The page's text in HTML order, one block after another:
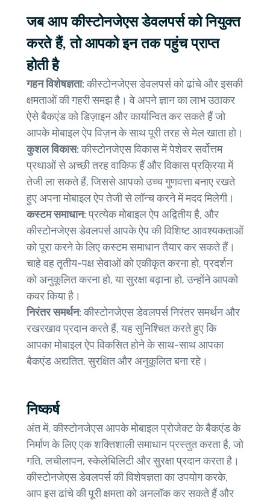
जब आप कीस्टोनजेएस डेवलपर्स को नियुक्त
करते हैं, तो आपको इन तक पहुंच प्राप्त
होती है
गहन विशेषज्ञता:कीस्टोनजेएस डेवलपर्स को ढांचे और इसकी
क्षमताओं की गहरी समझ है। वे अपने ज्ञान का लाभ उठाकर
ऐसे बैकएंड को डिज़ाइन और कार्यान्वित कर सकते हैं जो
आपके मोबाइल ऐप विज़न के साथ पूरी तरह से मेल खाता हो।
कुशल विकास:कीस्टोनजेएस विकास में पेशेवर सर्वोत्तम
प्रथाओं से अच्छी तरह वाकिफ हैं और विकास प्रक्रिया में
तेजी ला सकते हैं, जिससे आपको उच्च गुणवत्ता बनाए रखते
हुए अपना मोबाइल ऐप तेजी से लॉन्च करने में मदद मिलेगी।
कस्टम समाधान:प्रत्येक मोबाइल ऐप अद्वितीय है, और
कीस्टोनजेएस डेवलपर्स आपके ऐप की विशिष्ट आवश्यकताओं
को पूरा करने के लिए कस्टम समाधान तैयार कर सकते हैं।
चाहे वह तृतीय-पक्ष सेवाओं को एकीकृत करना हो, प्रदर्शन
को अनुकूलित करना हो, या सुरक्षा बढ़ाना हो, उन्होंने आपको
कवर किया है।
निरंतर समर्थन:कीस्टोनजेएस डेवलपर्स निरंतर समर्थन और
रखरखाव प्रदान करते हैं, यह सुनिश्चित करते हुए कि
आपका मोबाइल ऐप विकसित होने के साथ-साथ आपका
बैकएंड अद्यतित, सुरक्षित और अनुकूलित बना रहे।
निष्कर्ष
अंत में, कीस्टोनजेएस आपके मोबाइल प्रोजेक्ट के बैकएंड के
निर्माण के लिए एक शक्तिशाली समाधान प्रस्तुत करता है, जो
गति, लचीलापन, स्केलेबिलिटी और सुरक्षा प्रदान करता है।
कीस्टोनजेएस डेवलपर्स की विशेषज्ञता का उपयोग करके,
आप इस ढांचे की पूरी क्षमता को अनलॉक कर सकते हैं और